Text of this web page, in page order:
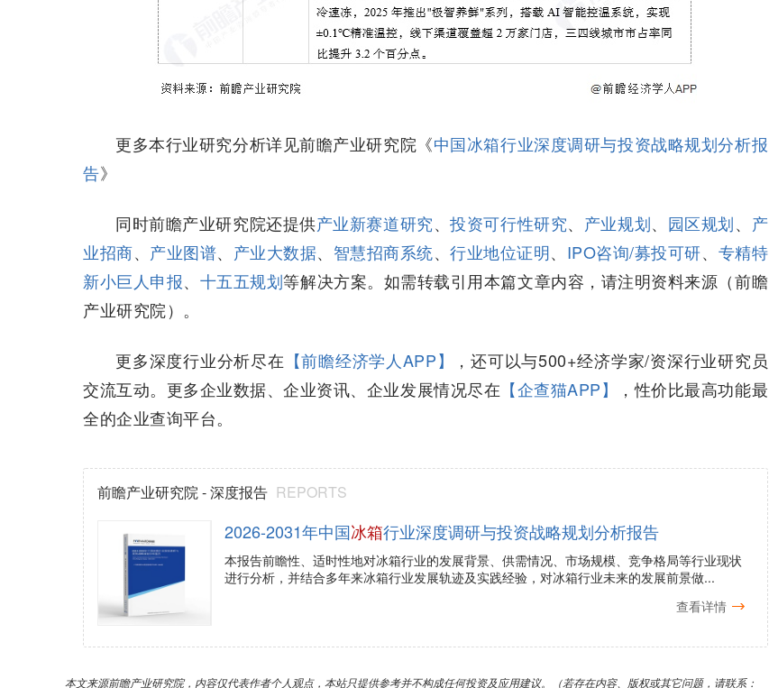
更多本行业研究分析详见前瞻产业研究院《中国冰箱行业深度调研与投资战略规划分析报
告》
同时前瞻产业研究院还提供产业新赛道研究、投资可行性研究、 产业规划、 园区规划、 产
业招商、 产业图谱、 产业大数据、 智慧招商系统、行业地位证明、 IPO咨询/募投可研、 专精特
新小巨人申报、 十五五规划等解决方案。如需转载引用本篇文章内容，请注明资料来源（前瞻
产业研究院）。
更多深度行业分析尽在 【前瞻经济学人APP】
，还可以与500+经济学家/资深行业研究员
交流互动。更多企业数据、企业资讯、企业发展情况尽在 【企查猫APP】
，性价比最高功能最
全的企业查询平台。
前瞻产业研究院 - 深度报告 REPORTS
2026-2031年中国冰箱行业深度调研与投资战略规划分析报告
本报告前瞻性、适时性地对冰箱行业的发展背景、供需情况、市场规模、竞争格局等行业现状
进行分析，并结合多年来冰箱行业发展轨迹及实践经验，对冰箱行业未来的发展前景做...
查看详情
本文来源前瞻产业研究院，内容仅代表作者个人观点，本站只提供参考并不构成任何投资及应用建议。（若存在内容、版权或其它问题，请联系：